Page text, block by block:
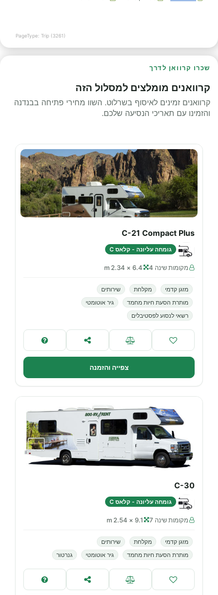
PageType: Trip (3261)
שכרו קרוואן לדרך
קרוואנים מומלצים למסלול הזה
קרוואנים זמינים לאיסוף בשרלוט. השוו מחירי פתיחה בבנדנה
והזמינו עם תאריכי הנסיעה שלכם.
C-21 Compact Plus
גומחה עליונה - קלאס C
מקומות שינה 4 6.4 × 2.34 m
מזגן קדמי מקלחת
שירותים
מותרת הסעת חיות מחמד
גיר אוטומטי
רשאי לנסוע לפסטיבלים
צפייה והזמנה
C-30
גומחה עליונה - קלאס C
מקומות שינה 7 9.1 × 2.54 m
מזגן קדמי מקלחת
שירותים
מותרת הסעת חיות מחמד
גיר אוטומטי גנרטור